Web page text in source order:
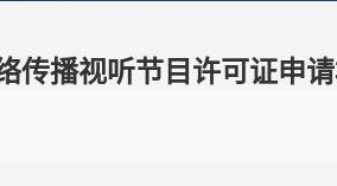
传播视听节目许可证申